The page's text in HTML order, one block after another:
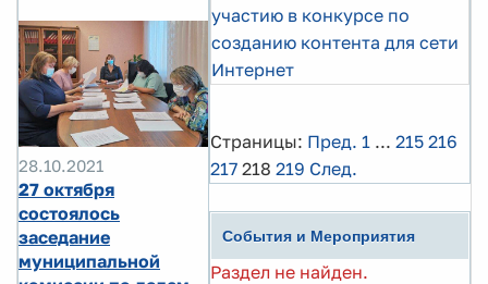
28.10.2021
27 октября
состоялось
заседание
муниципальной
участию в конкурсе по
созданию контента для сети
Интернет
Страницы: Пред. 1 ... 215 216
217 218 219 След.
События и Мероприятия
Раздел не найден.